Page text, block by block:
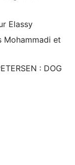
Elassy
Mohammadi et
: DOG